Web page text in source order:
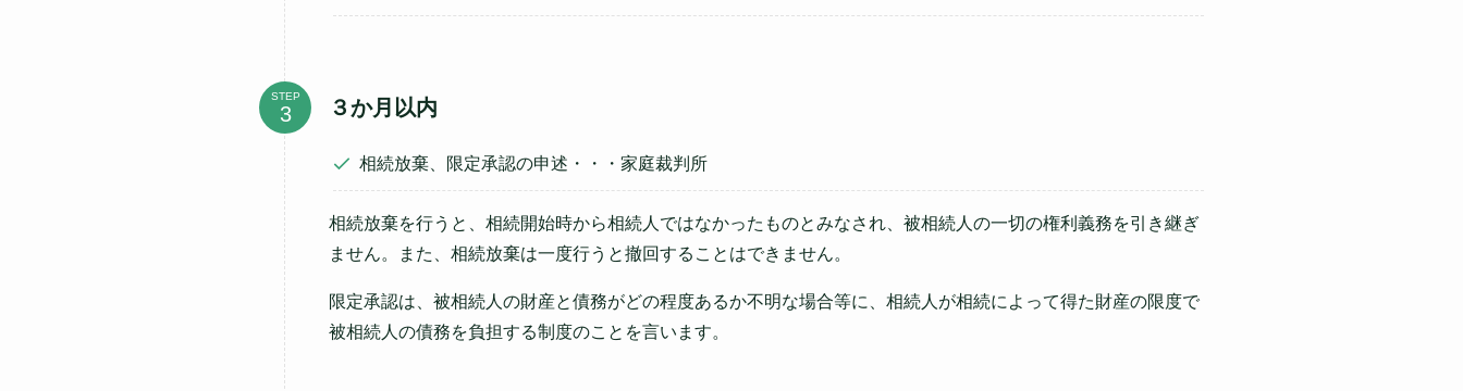
STEP ３か月以内
相続放棄、限定承認の申述・・・家庭裁判所
相続放棄を行うと、相続開始時から相続人ではなかったものとみなされ、被相続人の一切の権利義務を引き継ぎ
ません。また、相続放棄は一度行うと撤回することはできません。
限定承認は、被相続人の財産と債務がどの程度あるか不明な場合等に、相続人が相続によって得た財産の限度で
被相続人の債務を負担する制度のことを言います。